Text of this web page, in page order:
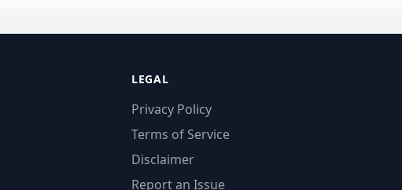
LEGAL
Privacy Policy
Terms of Service
Disclaimer
Report an Issue